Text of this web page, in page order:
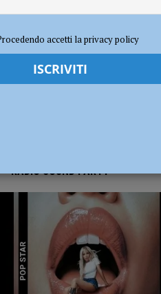
mettere in ginocchio gli agricoltori”
RADIO SOUND PARTY
accetti la privacy policy